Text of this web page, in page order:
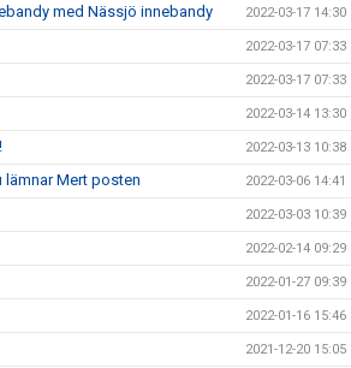
med Nässjö innebandy 2022-03-17 14:30
2022-03-17 07:33
2022-03-17 07:33
2022-03-14 13:30
2022-03-13 10:38
lämnar Mert posten 2022-03-06 14:41
2022-03-03 10:39
2022-02-14 09:29
2022-01-27 09:39
2022-01-16 15:46
2021-12-20 15:05